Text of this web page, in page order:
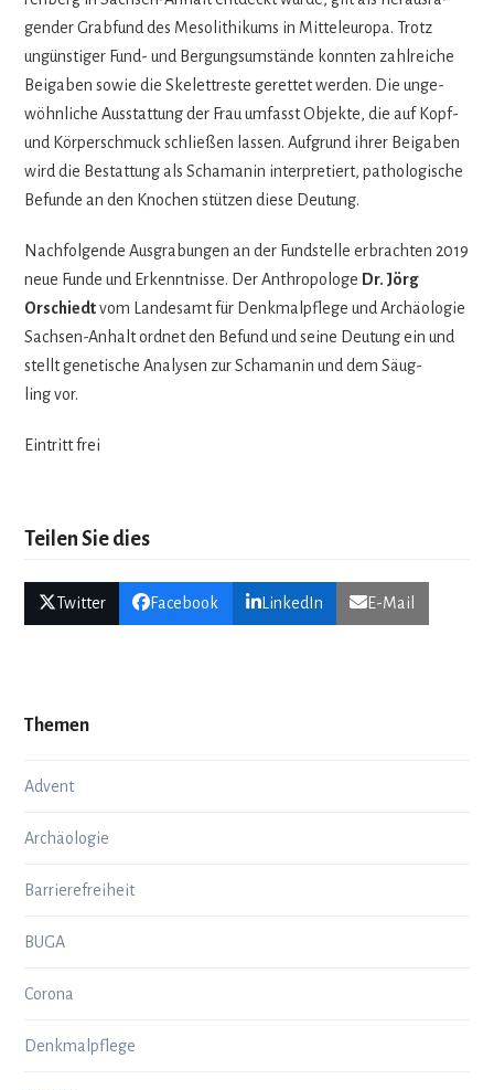
gen­der Grab­fund des Meso­li­thi­kums in Mit­tel­eu­ropa. Trotz
ungüns­ti­ger Fund- und Ber­gungs­um­stände konn­ten zahl­rei­che
Bei­ga­ben sowie die Ske­lett­reste geret­tet wer­den. Die unge­
wöhn­li­che Aus­stat­tung der Frau umfasst Objekte, die auf Kopf-
und Kör­per­schmuck schlie­ßen las­sen. Auf­grund ihrer Bei­ga­ben
wird die Bestat­tung als Scha­ma­nin inter­pre­tiert, patho­lo­gi­sche
Befunde an den Kno­chen stüt­zen diese Deutung.
Nach­fol­gende Aus­gra­bun­gen an der Fund­stelle erbrach­ten 2019
neue Funde und Erkennt­nisse. Der Anthro­po­loge Dr. Jörg
Orschiedtvom Lan­des­amt für Denk­mal­pflege und Archäo­lo­gie
Sach­sen-Anhalt ord­net den Befund und seine Deu­tung ein und
stellt gene­ti­sche Ana­ly­sen zur Scha­ma­nin und dem Säug­
ling vor.
Ein­tritt frei
Teilen Sie dies
Twitter Facebook LinkedIn E-Mail
Themen
Advent
Archäologie
Barrierefreiheit
BUGA
Corona
Denkmalpflege